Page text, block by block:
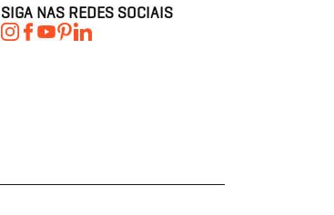
SIGA NAS REDES SOCIAIS